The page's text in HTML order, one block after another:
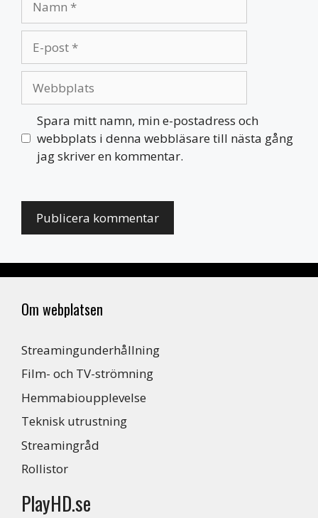
post
Spara mitt namn, min e-postadress och
webbplats i denna webbläsare till nästa gång
jag skriver en kommentar.
Om webplatsen
Streamingunderhållning
Film- och TV-strömning
Hemmabioupplevelse
Teknisk utrustning
Streamingråd
Rollistor
PlayHD.se